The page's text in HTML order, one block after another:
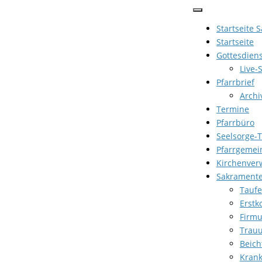
Startseite
Startseite
Live-
Pfarrbrief
Termine
Pfarrbüro
Seelsorge-
Taufe